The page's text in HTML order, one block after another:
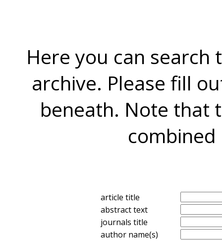
Here you can search
archive. Please fill
beneath. Note that
combined
article title
abstract text
journals title
author name(s)